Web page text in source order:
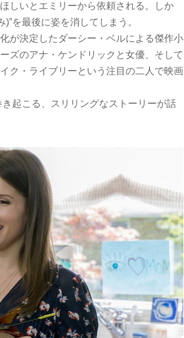
しいとエミリーから依頼される。しか
を最後に姿を消してしまう。
が決定したダーシー・ベルによる傑作小
ズのアナ・ケンドリックと女優、そして
ク・ライブリーという注目の二人で映画
起こる、スリリングなストーリーが話